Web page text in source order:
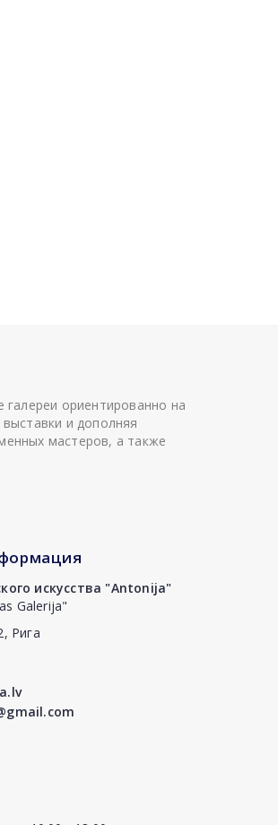
галереи ориентированно на
и дополняя
мастеров, а также
искусства "Antonija"
Galerija"
Рига